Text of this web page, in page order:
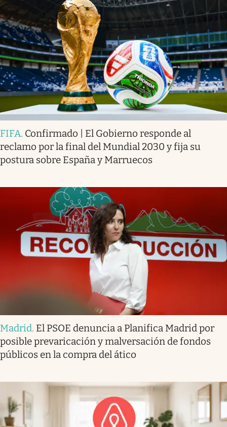
FIFA. Confirmado | El Gobierno responde al
reclamo por la final del Mundial 2030 y fija su
postura sobre España y Marruecos
Madrid. El PSOE denuncia a Planifica Madrid por
posible prevaricación y malversación de fondos
públicos en la compra del ático